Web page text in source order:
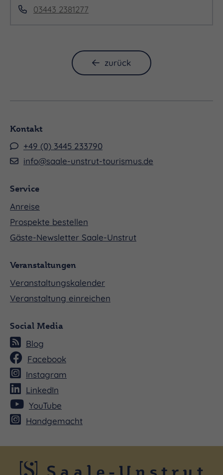
03443 2381277
zurück
Kontakt
+49 (0) 3445 233790
info@saale-unstrut-tourismus.de
Service
Anreise
Prospekte bestellen
Gäste-Newsletter Saale-Unstrut
Veranstaltungen
Veranstaltungskalender
Veranstaltung einreichen
Social Media
Blog
Facebook
Instagram
LinkedIn
YouTube
Handgemacht